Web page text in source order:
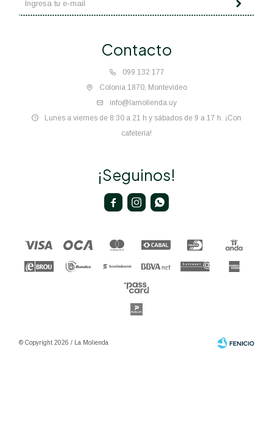
Contacto
099 132 177
Colonia 1870, Montevideo
info@lamolienda.uy
Lunes a viernes de 8:30 a 21 h y sábados de 9 a 17 h. ¡Con
cafetería!
¡Seguinos!
  
© Copyright 2026 / La Molienda